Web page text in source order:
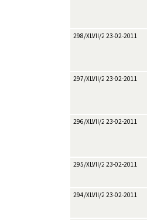
298/XLVII/201123-02-2011
297/XLVII/201123-02-2011
296/XLVII/201123-02-2011
295/XLVII/201123-02-2011
294/XLVII/201123-02-2011